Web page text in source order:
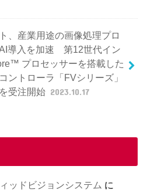
、産業用途の画像処理プロ
導入を加速 第12世代イン
プロセッサーを搭載した
ントローラ「FVシリーズ」
受注開始 2023.10.17
ッドビジョンシステム に